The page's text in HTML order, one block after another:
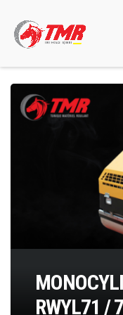
RWYL71 /